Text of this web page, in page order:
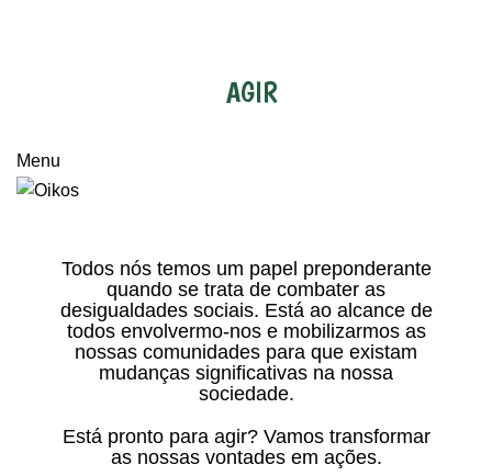
AGIR
Menu
Todos nós temos um papel preponderante
quando se trata de combater as
desigualdades sociais. Está ao alcance de
todos envolvermo-nos e mobilizarmos as
nossas comunidades para que existam
mudanças significativas na nossa
sociedade.
Está pronto para agir? Vamos transformar
as nossas vontades em ações.